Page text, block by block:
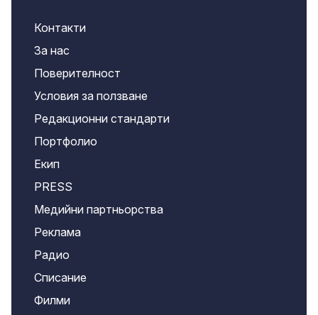
Контакти
За нас
Поверителност
Условия за ползване
Редакционни стандарти
Портфолио
Екип
PRESS
Медийни партньорства
Реклама
Радио
Списание
Филми